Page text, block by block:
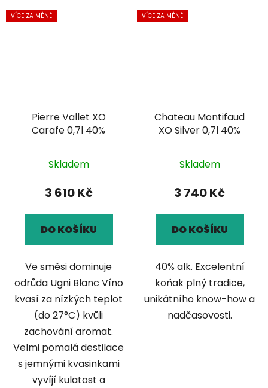
VÍCE ZA MÉNĚ
Pierre Vallet XO
Carafe 0,7l 40%
Skladem
3 610 Kč
DO KOŠÍKU
Ve směsi dominuje
odrůda Ugni Blanc Víno
kvasí za nízkých teplot
(do 27°C) kvůli
zachování aromat.
Velmi pomalá destilace
s jemnými kvasinkami
vyvíjí kulatost a
VÍCE ZA MÉNĚ
Chateau Montifaud
XO Silver 0,7l 40%
Skladem
3 740 Kč
DO KOŠÍKU
40% alk. Excelentní
koňak plný tradice,
unikátního know-how a
nadčasovosti.